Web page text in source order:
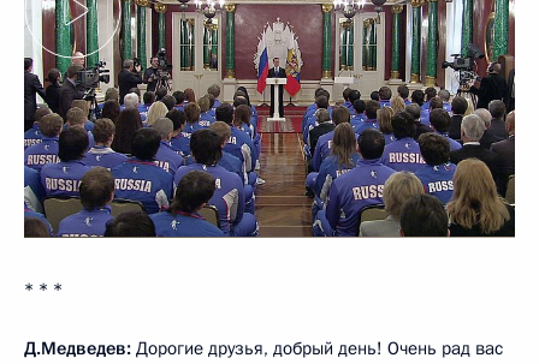
* * *
Д.Медведев: Дорогие друзья, добрый день! Очень рад вас